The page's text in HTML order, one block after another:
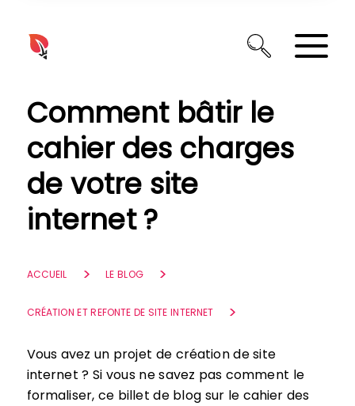
Comment bâtir le
cahier des charges
de votre site
internet ?
ACCUEIL LE BLOG
CRÉATION ET REFONTE DE SITE INTERNET
Vous avez un projet de création de site
internet ? Si vous ne savez pas comment le
formaliser, ce billet de blog sur le cahier des